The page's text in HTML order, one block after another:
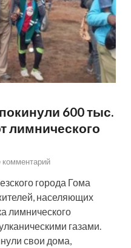
600 тыс.
лимнического
комментарий
города Гома
населяющих
лимнического
газами.
свои дома,